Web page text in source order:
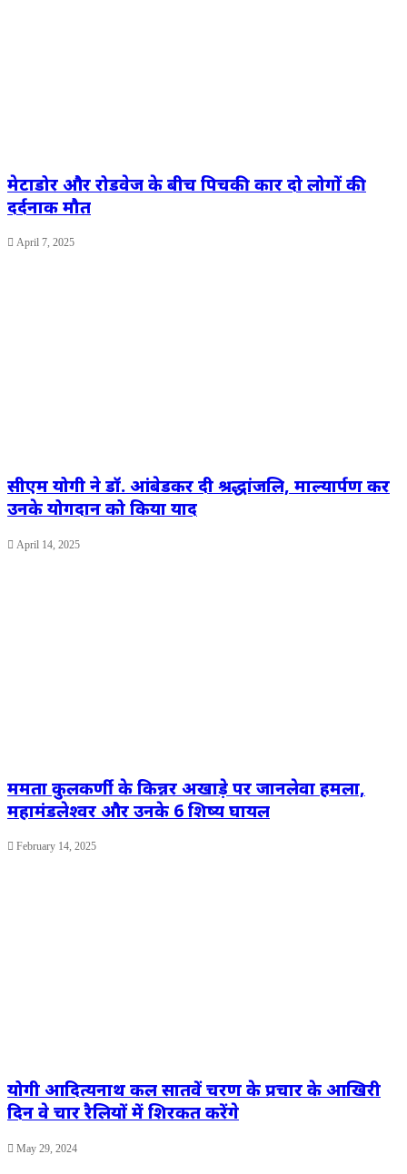
मेटाडोर और रोडवेज के बीच पिचकी कार दो लोगों की
दर्दनाक मौत
April 7, 2025
सीएम योगी ने डॉ. आंबेडकर दी श्रद्धांजलि, माल्यार्पण कर
उनके योगदान को किया याद
April 14, 2025
ममता कुलकर्णी के किन्नर अखाड़े पर जानलेवा हमला,
महामंडलेश्वर और उनके 6 शिष्य घायल
February 14, 2025
योगी आदित्यनाथ कल सातवें चरण के प्रचार के आखिरी
दिन वे चार रैलियों में शिरकत करेंगे
May 29, 2024